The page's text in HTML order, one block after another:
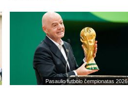
Pasaulio futbolo čempionatas 2026